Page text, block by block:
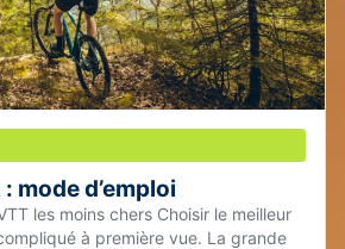
mode d’emploi
les moins chers Choisir le meilleur
à première vue. La grande